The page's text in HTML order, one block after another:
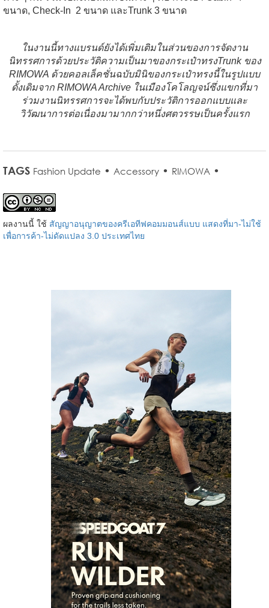
ขนาด, Check-In 2 ขนาด และTrunk 3 ขนาด
ในงานนี้ทางแบรนด์ยังได้เพิ่มเติมในส่วนของการจัดงาน
นิทรรศการด้วยประวัติความเป็นมาของกระเป๋าทรงTrunk ของ
RIMOWA ด้วยคอลเล็คชั่นฉบับมินิของกระเป๋าทรงนี้ในรูปแบบ
ดั้งเดิมจาก RIMOWA Archive ในเมืองโคโลญจน์ซึ่งแขกที่มา
ร่วมงานนิทรรศการจะได้พบกับประวัติการออกแบบและ
วิวัฒนาการต่อเนื่องมามากกว่าหนึ่งศตวรรษเป็นครั้งแรก
TAGS Fashion Update • Accessory • RIMOWA •
ผลงานนี้ ใช้ สัญญาอนุญาตของครีเอทีฟคอมมอนส์แบบ แสดงที่มา-ไม่ใช้
เพื่อการค้า-ไม่ดัดแปลง 3.0 ประเทศไทย